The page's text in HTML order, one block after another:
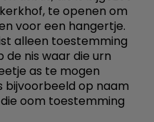
te openen om
voor een hangertje.
alleen toestemming
nis waar die urn
as te mogen
bijvoorbeeld op naam
oom toestemming